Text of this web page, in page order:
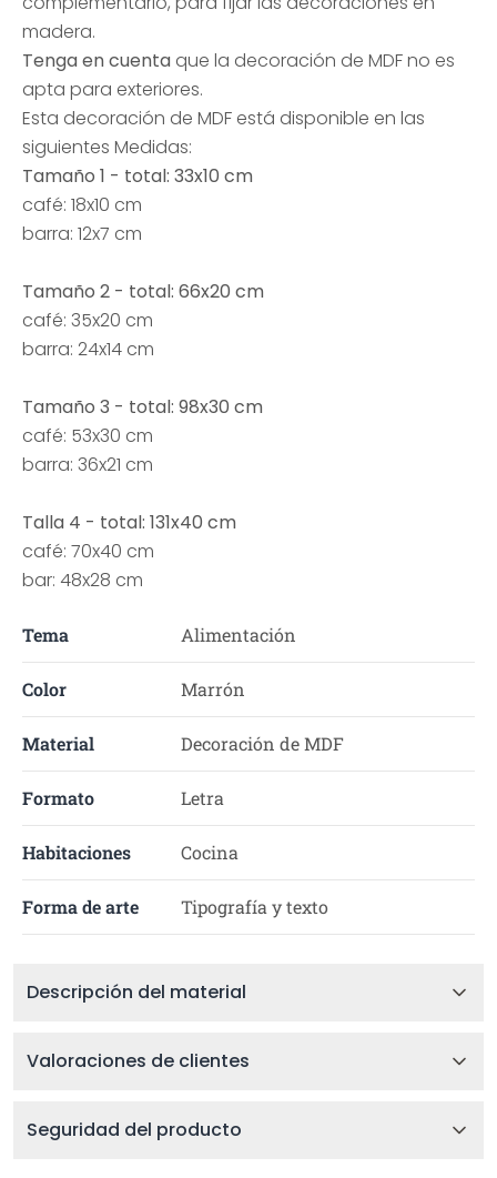
madera.
Tenga en cuenta que la decoración de MDF no es
apta para exteriores.
Esta decoración de MDF está disponible en las
siguientes Medidas:
Tamaño 1 - total: 33x10 cm
café: 18x10 cm
barra: 12x7 cm
Tamaño 2 - total: 66x20 cm
café: 35x20 cm
barra: 24x14 cm
Tamaño 3 - total: 98x30 cm
café: 53x30 cm
barra: 36x21 cm
Talla 4 - total: 131x40 cm
café: 70x40 cm
bar: 48x28 cm
Tema Alimentación
Color Marrón
Material Decoración de MDF
Formato Letra
Habitaciones Cocina
Forma de arte Tipografía y texto
Descripción del material
Valoraciones de clientes
Seguridad del producto